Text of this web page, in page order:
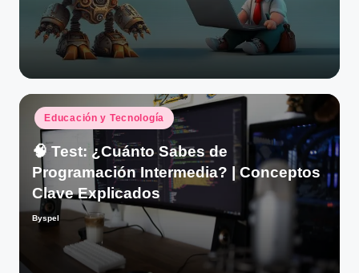
Publicado
en
Educación y Tecnología
🧠 Test: ¿Cuánto Sabes de
Programación Intermedia? | Conceptos
Clave Explicados
Publicado
Byspel